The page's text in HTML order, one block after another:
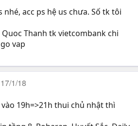
nhé, acc ps hệ us chưa. Số tk tôi
Quoc Thanh tk vietcombank chi
vap
17/1/18
19h=>21h thui chủ nhật thì